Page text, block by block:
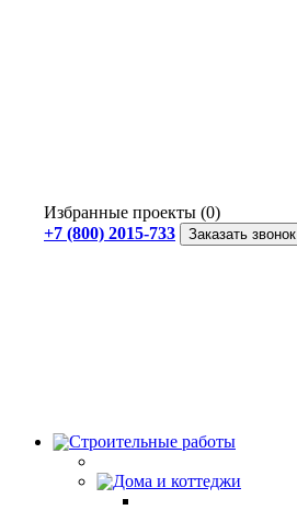
Избранные проекты (0)
+7 (800) 2015-733
Заказать звонок
Строительные работы
Дома и коттеджи